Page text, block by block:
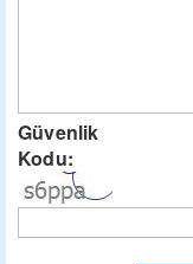
Güvenlik
Kodu: